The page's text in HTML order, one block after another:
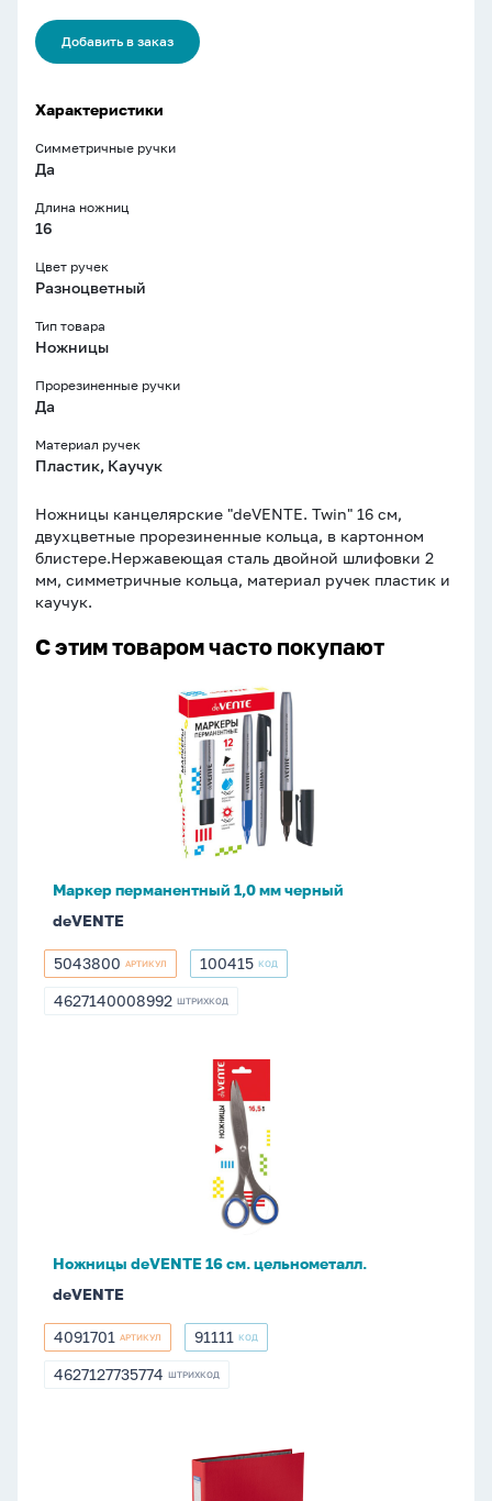
Добавить в заказ
Характеристики
Симметричные ручки
Да
Длина ножниц
16
Цвет ручек
Разноцветный
Тип товара
Ножницы
Прорезиненные ручки
Да
Материал ручек
Пластик, Каучук
Ножницы канцелярские "deVENTE. Twin" 16 см,
двухцветные прорезиненные кольца, в картонном
блистере.Нержавеющая сталь двойной шлифовки 2
мм, симметричные кольца, материал ручек пластик и
каучук.
С этим товаром часто покупают
перманентный
Маркер перманентный 1,0 мм черный
deVENTE
5043800
5043800 АРТИКУЛ 100415
100415 КОД
4627140008992
4627140008992 ШТРИХКОД
Ножницы deVENTE 16 cм. цельнометалл.
deVENTE
4091701
4091701 АРТИКУЛ 91111
91111 КОД
4627127735774
4627127735774 ШТРИХКОД